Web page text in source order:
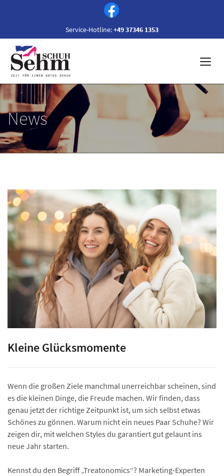
Service-Hotline:+49 37346 1353
News
Kleine Glücksmomente
Wenn die großen Ziele manchmal unerreichbar scheinen, sind
es die kleinen Dinge, die Freude machen. Wir finden, dass
genau jetzt der richtige Zeitpunkt ist, um sich selbst etwas
Schönes zu gönnen. Warum nicht ein neues Paar Schuhe? Wir
zeigen dir, mit welchen Styles du garantiert gut gelaunt ins
neue Jahr starten.
Kennst du den Begriff „Treatonomics“? Marketing-Experten